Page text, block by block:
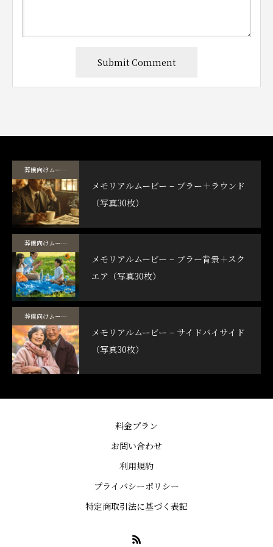
葬儀向けムービーテンプレート
メモリアルムービー – ブラー＋ラウンド
（写真30枚）
葬儀向けムービーテンプレート
メモリアルムービー – ブラー背景＋スク
エア（写真30枚）
葬儀向けムービーテンプレート
メモリアルムービー – サイドバイサイド
（写真30枚）
料金プラン
お問い合わせ
利用規約
プライバシーポリシー
特定商取引法に基づく表記